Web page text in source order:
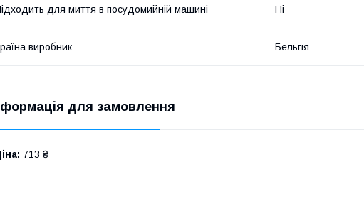
для миття в посудомийній машині Ні
виробник Бельгія
для замовлення
713 ₴